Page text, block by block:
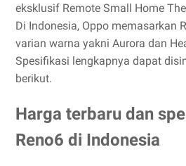
eksklusif Remote Small Home
Di Indonesia, Oppo memasarkan
varian warna yakni Aurora dan
Spesifikasi lengkapnya dapat
berikut.
Harga terbaru dan
Reno6 di Indonesia